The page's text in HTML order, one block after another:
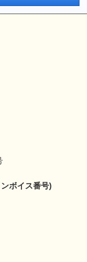
ボイス番号)